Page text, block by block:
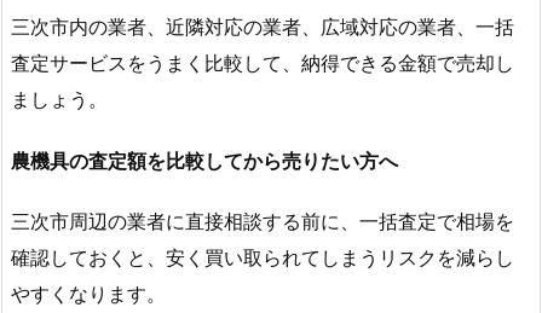
三次市内の業者、近隣対応の業者、広域対応の業者、一括
査定サービスをうまく比較して、納得できる金額で売却し
ましょう。
農機具の査定額を比較してから売りたい方へ
三次市周辺の業者に直接相談する前に、一括査定で相場を
確認しておくと、安く買い取られてしまうリスクを減らし
やすくなります。